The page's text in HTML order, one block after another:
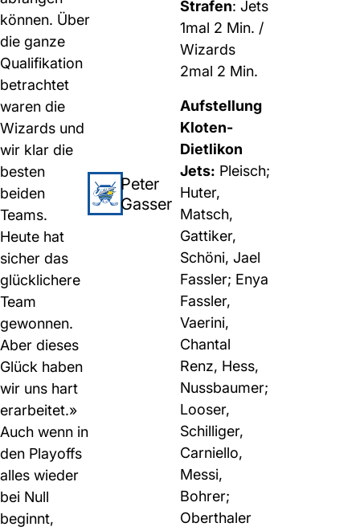
können. Über
die ganze
Qualifikation
betrachtet
waren die
Wizards und
wir klar die
besten
beiden
Teams.
Heute hat
sicher das
glücklichere
Team
gewonnen.
Aber dieses
Glück haben
wir uns hart
erarbeitet.»
Auch wenn in
den Playoffs
alles wieder
bei Null
beginnt,
Peter
Gasser
Strafen: Jets
1mal 2 Min. /
Wizards
2mal 2 Min.
Aufstellung
Kloten-
Dietlikon
Jets: Pleisch;
Huter,
Matsch,
Gattiker,
Schöni, Jael
Fassler; Enya
Fassler,
Vaerini,
Chantal
Renz, Hess,
Nussbaumer;
Looser,
Schilliger,
Carniello,
Messi,
Bohrer;
Oberthaler